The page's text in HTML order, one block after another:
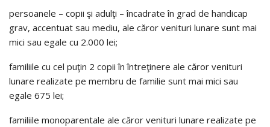
persoanele – copii şi adulţi – încadrate în grad de handicap
grav, accentuat sau mediu, ale căror venituri lunare sunt mai
mici sau egale cu 2.000 lei;
familiile cu cel puţin 2 copii în întreţinere ale căror venituri
lunare realizate pe membru de familie sunt mai mici sau
egale 675 lei;
familiile monoparentale ale căror venituri lunare realizate pe